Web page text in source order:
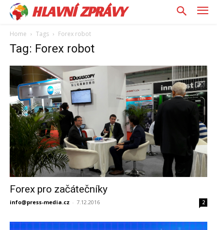
HLAVNÍ ZPRÁVY
Home Tags Forex robot
Tag: Forex robot
Forex pro začátečníky
info@press-media.cz - 7.12.2016 2